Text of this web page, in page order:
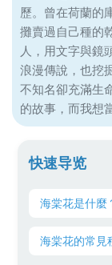
歷。曾在荷蘭的
攤賣過自己種的
人，用文字與鏡
浪漫傳說，也挖
不知名卻充滿生
的故事，而我想
快速导览
海棠花是什麼
海棠花的常見